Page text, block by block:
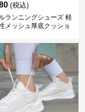
(税込)
ランニングシューズ 軽
メッシュ厚底クッショ